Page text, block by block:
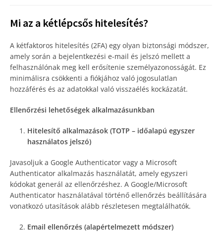
Mi az a kétlépcsős hitelesítés?
A kétfaktoros hitelesítés (2FA) egy olyan biztonsági módszer,
amely során a bejelentkezési e-mail és jelszó mellett a
felhasználónak meg kell erősítenie személyazonosságát. Ez
minimálisra csökkenti a fiókjához való jogosulatlan
hozzáférés és az adatokkal való visszaélés kockázatát.
Ellenőrzési lehetőségek alkalmazásunkban
Hitelesítő alkalmazások (TOTP – időalapú egyszer
használatos jelszó)
Javasoljuk a Google Authenticator vagy a Microsoft
Authenticator alkalmazás használatát, amely egyszeri
kódokat generál az ellenőrzéshez. A Google/Microsoft
Authenticator használatával történő ellenőrzés beállítására
vonatkozó utasítások alább részletesen megtalálhatók.
Email ellenőrzés (alapértelmezett módszer)